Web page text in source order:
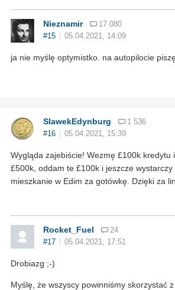
Nieznamir
17 080
#15
05.04.2021, 14:09
ja nie myślę optymistko. na autopilocie
SlawekEdynburg
1 536
#16
05.04.2021, 15:39
Wygląda zajebiście! Wezmę £100k kredytu
£500k, oddam te £100k i jeszcze
mieszkanie w Edim za gotówkę. Dzięki za
Rocket_Fuel
24
#17
05.04.2021, 17:51
Drobiazg ;-)
Myślę, że wszyscy powinniśmy skorzystać